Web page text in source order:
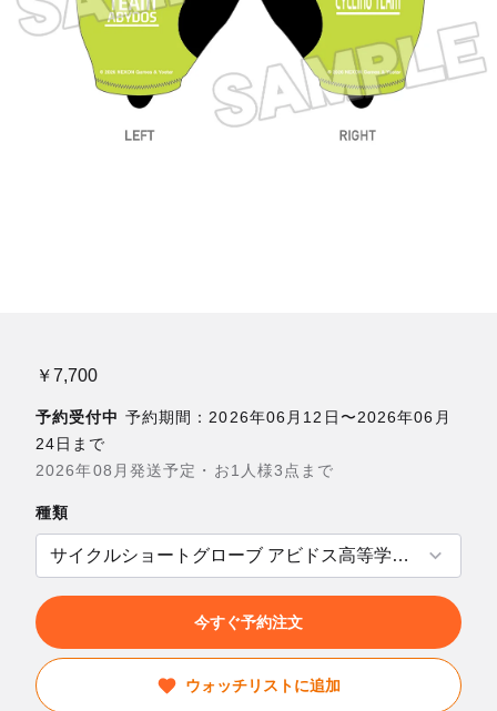
￥7,700
予約受付中 予約期間：2026年06月12日〜2026年06月
24日まで
2026年08月発送予定・お1人様3点まで
種類
今すぐ予約注文
ウォッチリストに追加